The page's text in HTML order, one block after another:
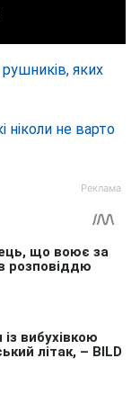
яких
ніколи не варто